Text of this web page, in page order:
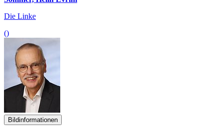
Die Linke
()
Bildinformationen